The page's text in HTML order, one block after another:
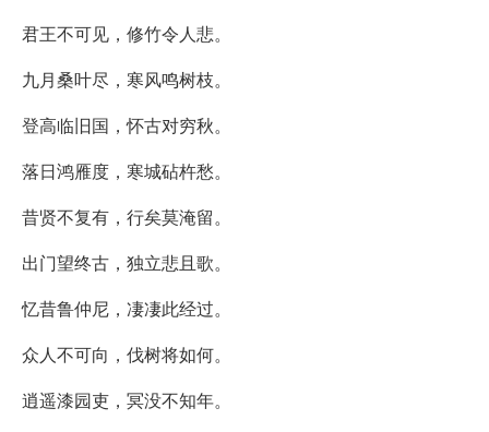
君王不可见，修竹令人悲。
九月桑叶尽，寒风鸣树枝。
登高临旧国，怀古对穷秋。
落日鸿雁度，寒城砧杵愁。
昔贤不复有，行矣莫淹留。
出门望终古，独立悲且歌。
忆昔鲁仲尼，凄凄此经过。
众人不可向，伐树将如何。
逍遥漆园吏，冥没不知年。